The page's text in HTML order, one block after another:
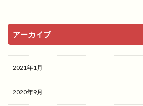
アーカイブ
2021年1月
2020年9月